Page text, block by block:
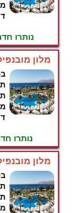
נותרו
מלון מובנפיק
נותרו
מלון מובנפיק